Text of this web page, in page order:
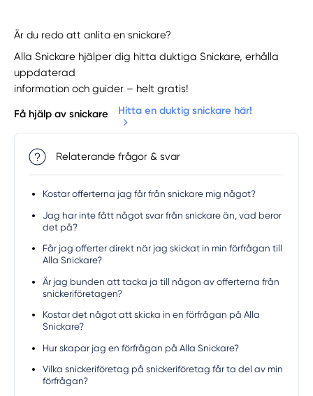
Är du redo att anlita en snickare?
Alla Snickare hjälper dig hitta duktiga Snickare, erhålla
uppdaterad
information och guider – helt gratis!
Få hjälp av snickare Hitta en duktig snickare här!
Relaterande frågor & svar
Kostar offerterna jag får från snickare mig något?
Jag har inte fått något svar från snickare än, vad beror
det på?
Får jag offerter direkt när jag skickat in min förfrågan till
Alla Snickare?
Är jag bunden att tacka ja till någon av offerterna från
snickeriföretagen?
Kostar det något att skicka in en förfrågan på Alla
Snickare?
Hur skapar jag en förfrågan på Alla Snickare?
Vilka snickeriföretag på snickeriföretag får ta del av min
förfrågan?